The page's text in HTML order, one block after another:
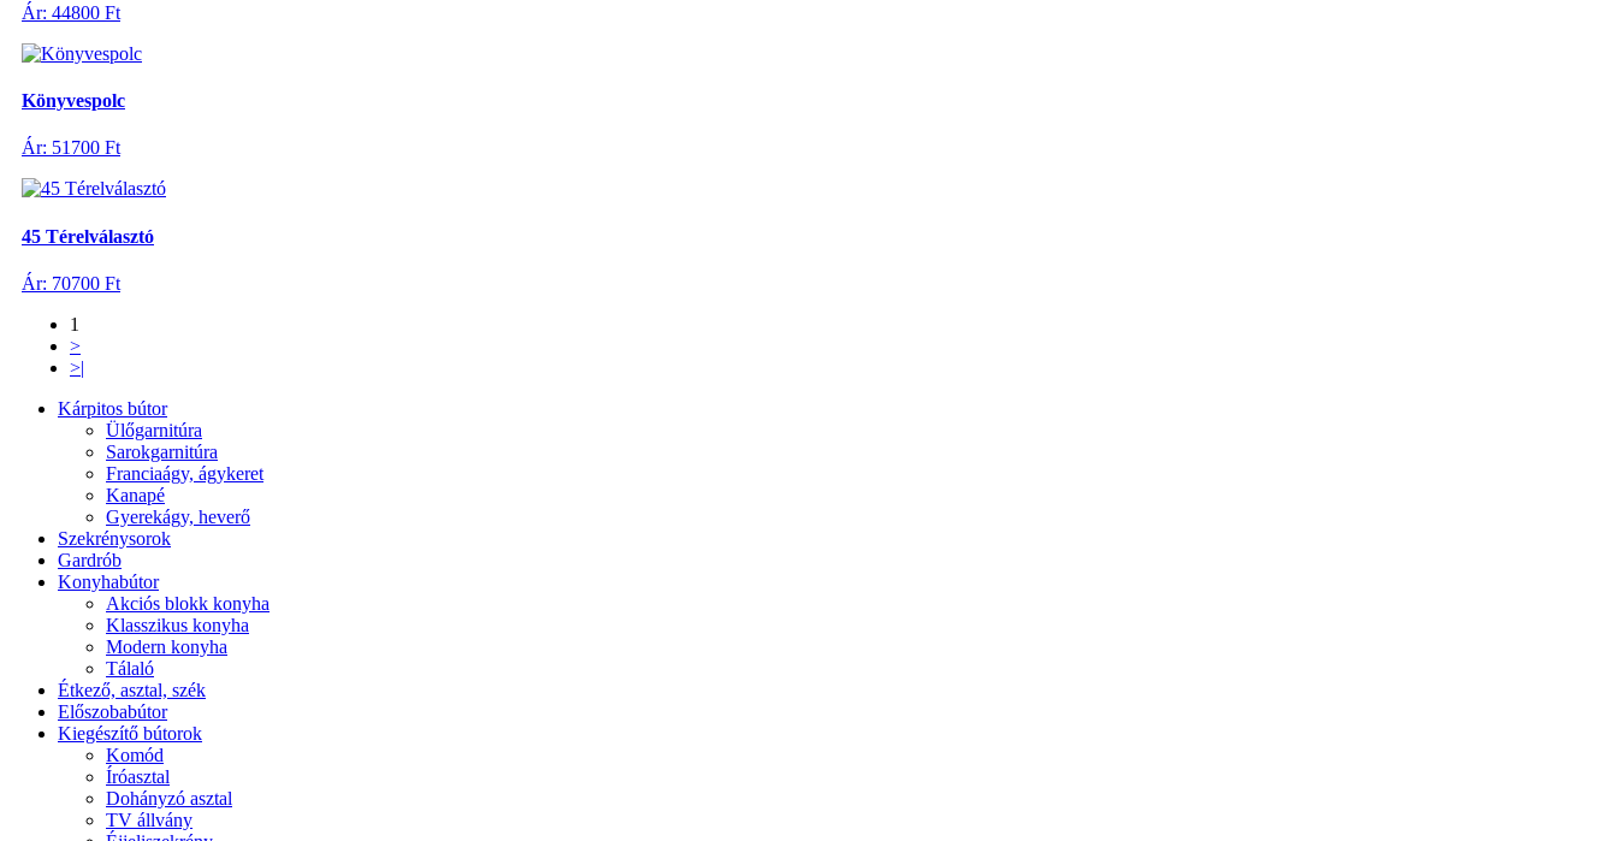
Ár: 44800 Ft
Könyvespolc
Ár: 51700 Ft
45 Térelválasztó
Ár: 70700 Ft
1
>
>|
Kárpitos bútor
Ülőgarnitúra
Sarokgarnitúra
Franciaágy, ágykeret
Kanapé
Gyerekágy, heverő
Szekrénysorok
Gardrób
Konyhabútor
Akciós blokk konyha
Klasszikus konyha
Modern konyha
Tálaló
Étkező, asztal, szék
Előszobabútor
Kiegészítő bútorok
Komód
Íróasztal
Dohányzó asztal
TV állvány